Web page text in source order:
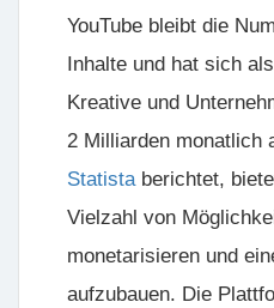
YouTube bleibt die
Inhalte und hat sich
Kreative und
2 Milliarden monatlich
Statistaberichtet,
Vielzahl von
monetarisieren und
aufzubauen. Die